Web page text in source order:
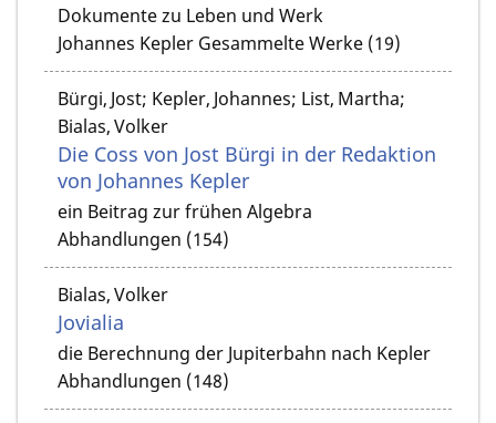
Dokumente zu Leben und Werk
Johannes Kepler Gesammelte Werke (19)
Bürgi, Jost; Kepler, Johannes; List, Martha;
Bialas, Volker
Die Coss von Jost Bürgi in der Redaktion
von Johannes Kepler
ein Beitrag zur frühen Algebra
Abhandlungen (154)
Bialas, Volker
Jovialia
die Berechnung der Jupiterbahn nach Kepler
Abhandlungen (148)